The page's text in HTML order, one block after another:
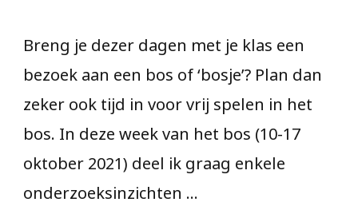
Breng je dezer dagen met je klas een
bezoek aan een bos of ‘bosje’? Plan dan
zeker ook tijd in voor vrij spelen in het
bos. In deze week van het bos (10-17
oktober 2021) deel ik graag enkele
onderzoeksinzichten …